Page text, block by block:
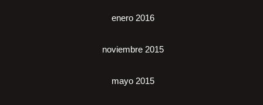
enero 2016
noviembre 2015
mayo 2015